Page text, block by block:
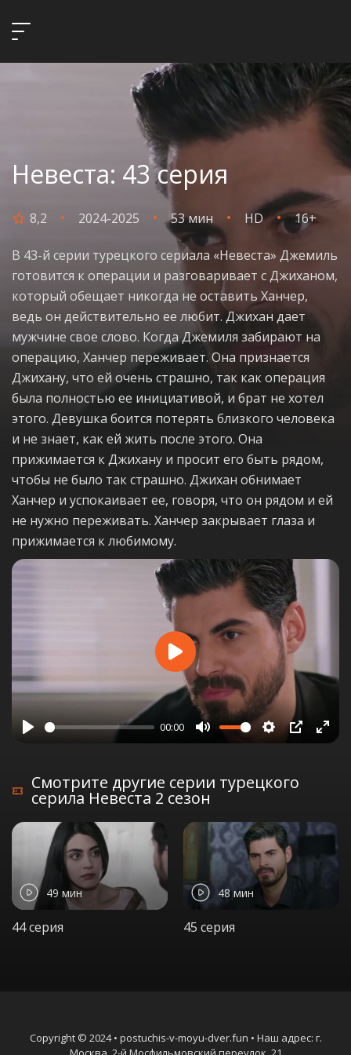
Невеста: 43 серия
8,2 2024-2025 53 мин HD 16+
В 43-й серии турецкого сериала «Невеста» Джемиль
готовится к операции и разговаривает с Джиханом,
который обещает никогда не оставить Ханчер,
ведь он действительно ее любит. Джихан дает
мужчине свое слово. Когда Джемиля забирают на
операцию, Ханчер переживает. Она признается
Джихану, что ей очень страшно, так как операция
была полностью ее инициативой, и брат не хотел
этого. Девушка боится потерять близкого человека
и не знает, как ей жить после этого. Она
прижимается к Джихану и просит его быть рядом,
чтобы не было так страшно. Джихан обнимает
Ханчер и успокаивает ее, говоря, что он рядом и ей
не нужно переживать. Ханчер закрывает глаза и
прижимается к любимому.
00:00
Mute Settings
PIP
Play
Смотрите другие серии турецкого
серила Невеста 2 сезон
49 мин
44 серия
48 мин
45 серия
Copyright © 2024 • postuchis-v-moyu-dver.fun • Наш адрес: г.